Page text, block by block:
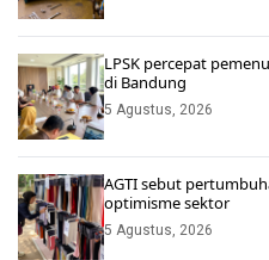
LPSK percepat
di Bandung
5 Agustus, 2026
AGTI sebut
optimisme sektor
5 Agustus, 2026